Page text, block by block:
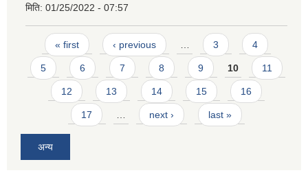
मिति: 01/25/2022 - 07:57
Pages
« first ‹ previous … 3 4
5 6 7 8 9 10 11
12 13 14 15 16
17 … next › last »
अन्य